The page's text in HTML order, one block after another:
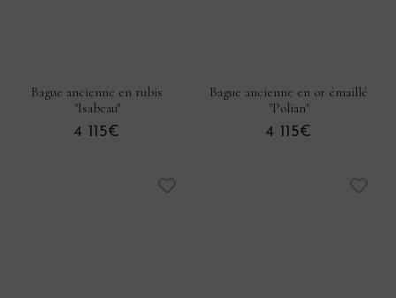
Bague ancienne en rubis
"Isabeau"
4 115€
Bague ancienne en or émaillé
"Polian"
4 115€